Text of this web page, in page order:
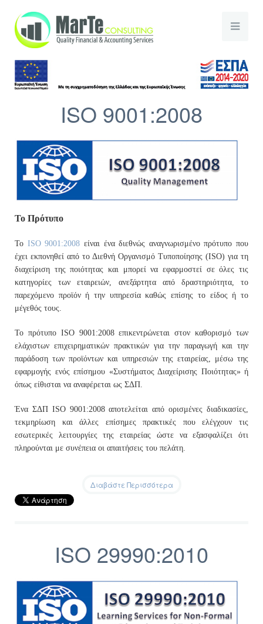
ISO 9001:2008
Το Πρότυπο
Το ISO 9001:2008 είναι ένα διεθνώς αναγνωρισμένο πρότυπο που
έχει εκπονηθεί από το Διεθνή Οργανισμό Τυποποίησης (ISO) για τη
διαχείριση της ποιότητας και μπορεί να εφαρμοστεί σε όλες τις
κατηγορίες των εταιρειών, ανεξάρτητα από δραστηριότητα, το
παρεχόμενο προϊόν ή την υπηρεσία καθώς επίσης το είδος ή το
μέγεθός τους.
Το πρότυπο ISO 9001:2008 επικεντρώνεται στον καθορισμό των
ελάχιστων επιχειρηματικών πρακτικών για την παραγωγή και την
παράδοση των προϊόντων και υπηρεσιών της εταιρείας, μέσω της
εφαρμογής ενός επίσημου «Συστήματος Διαχείρισης Ποιότητας» ή
όπως είθισται να αναφέρεται ως ΣΔΠ.
Ένα ΣΔΠ ISO 9001:2008 αποτελείται από ορισμένες διαδικασίες,
τεκμηρίωση και άλλες επίσημες πρακτικές που ελέγχουν τις
εσωτερικές λειτουργίες της εταιρείας ώστε να εξασφαλίζει ότι
πληρούνται με συνέπεια οι απαιτήσεις του πελάτη.
Διαβάστε Περισσότερα
ISO 29990:2010